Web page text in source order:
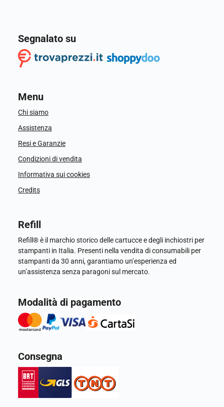
Segnalato su
Menu
Chi siamo
Assistenza
Resi e Garanzie
Condizioni di vendita
Informativa sui cookies
Credits
Refill
Refill® è il marchio storico delle cartucce e degli inchiostri per
stampanti in Italia. Presenti nella vendita di consumabili per
stampanti da 30 anni, garantiamo un’esperienza ed
un’assistenza senza paragoni sul mercato.
Modalità di pagamento
Consegna